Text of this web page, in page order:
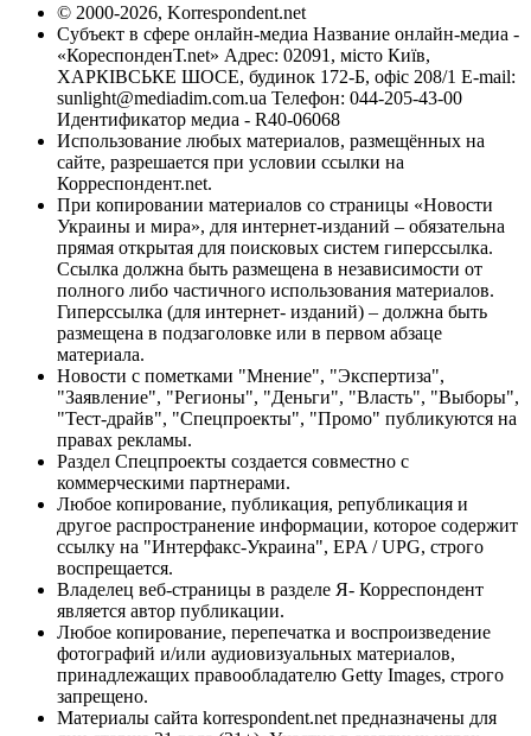
© 2000-2026, Korrespondent.net
Субъект в сфере онлайн-медиа Название онлайн-медиа -
«КореспонденТ.net» Адрес: 02091, місто Київ,
ХАРКІВСЬКЕ ШОСЕ, будинок 172-Б, офіс 208/1 E-mail:
sunlight@mediadim.com.ua Телефон: 044-205-43-00
Идентификатор медиа - R40-06068
Использование любых материалов, размещённых на
сайте, разрешается при условии ссылки на
Корреспондент.net.
При копировании материалов со страницы «Новости
Украины и мира», для интернет-изданий – обязательна
прямая открытая для поисковых систем гиперссылка.
Ссылка должна быть размещена в независимости от
полного либо частичного использования материалов.
Гиперссылка (для интернет- изданий) – должна быть
размещена в подзаголовке или в первом абзаце
материала.
Новости с пометками "Мнение", "Экспертиза",
"Заявление", "Регионы", "Деньги", "Власть", "Выборы",
"Тест-драйв", "Спецпроекты", "Промо" публикуются на
правах рекламы.
Раздел Спецпроекты создается совместно с
коммерческими партнерами.
Любое копирование, публикация, републикация и
другое распространение информации, которое содержит
ссылку на "Интерфакс-Украина", EPA / UPG, строго
воспрещается.
Владелец веб-страницы в разделе Я- Корреспондент
является автор публикации.
Любое копирование, перепечатка и воспроизведение
фотографий и/или аудиовизуальных материалов,
принадлежащих правообладателю Getty Images, строго
запрещено.
Материалы сайта korrespondent.net предназначены для